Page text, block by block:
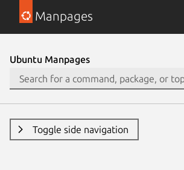
Manpages
Ubuntu Manpages
Toggle side navigation